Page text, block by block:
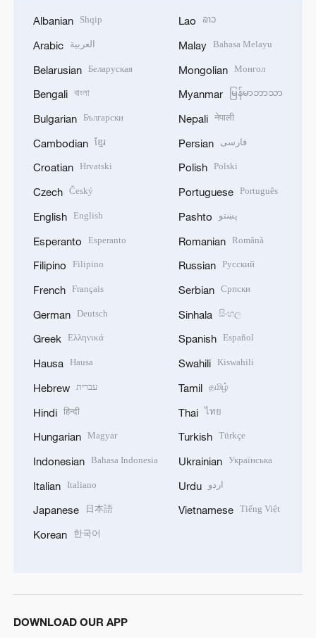
Albanian Shqip
Arabic العربية
Belarusian Беларуская
Bengali বাংলা
Bulgarian Български
Cambodian ខ្មែរ
Croatian Hrvatski
Czech Český
English English
Esperanto Esperanto
Filipino Filipino
French Français
German Deutsch
Greek Ελληνικά
Hausa Hausa
Hebrew עברית
Hindi हिन्दी
Hungarian Magyar
Indonesian Bahasa Indonesia
Italian Italiano
Japanese 日本語
Korean 한국어
Lao ລາວ
Malay Bahasa Melayu
Mongolian Монгол
Myanmar မြန်မာဘာသာ
Nepali नेपाली
Persian فارسی
Polish Polski
Portuguese Português
Pashto پښتو
Romanian Română
Russian Русский
Serbian Српски
Sinhala සිංහල
Spanish Español
Swahili Kiswahili
Tamil தமிழ்
Thai ไทย
Turkish Türkçe
Ukrainian Українська
Urdu اردو
Vietnamese Tiếng Việt
DOWNLOAD OUR APP